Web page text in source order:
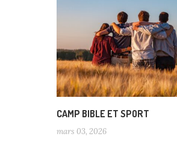
CAMP BIBLE ET SPORT
mars 03, 2026